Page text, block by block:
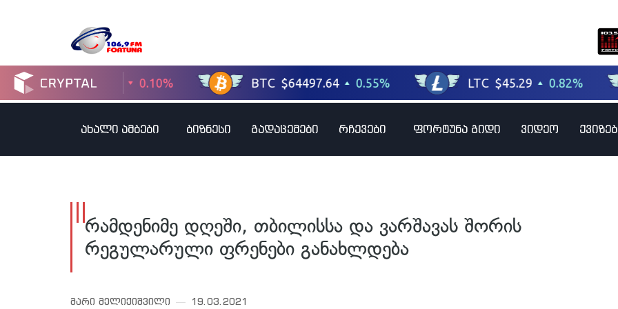
ახალი ამბები ბიზნესი გადაცემები რჩევები ფორტუნა გიდი ვიდეო
რამდენიმე დღეში, თბილისსა და ვარშავას შორის
რეგულარული ფრენები განახლდება
მარი მელიქიშვილი 19.03.2021